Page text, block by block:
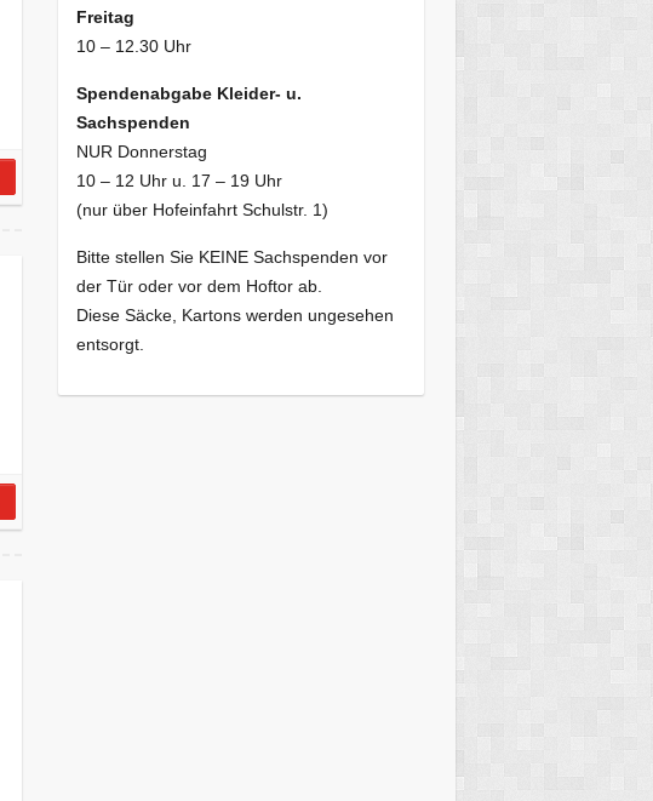
Freitag
10 – 12.30 Uhr
Spendenabgabe Kleider- u.
Sachspenden
NUR Donnerstag
10 – 12 Uhr u. 17 – 19 Uhr
(nur über Hofeinfahrt Schulstr. 1)
Bitte stellen Sie KEINE Sachspenden vor
der Tür oder vor dem Hoftor ab.
Diese Säcke, Kartons werden ungesehen
entsorgt.